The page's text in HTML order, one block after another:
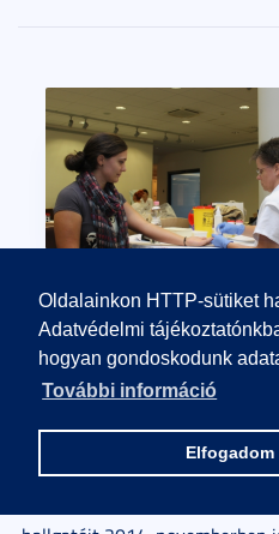
Oldalainkon HTTP-sütiket
Adatvédelmi
hogyan gondoskodunk
További információ
Elfogadom
Ments meg te is három
SZTE-n
2014. november 05. 1 perc
2014. szeptember 1-jén
Felsőoktatási Véradóverseny.